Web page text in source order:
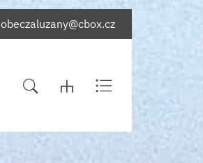
obeczaluzany@cbox.cz